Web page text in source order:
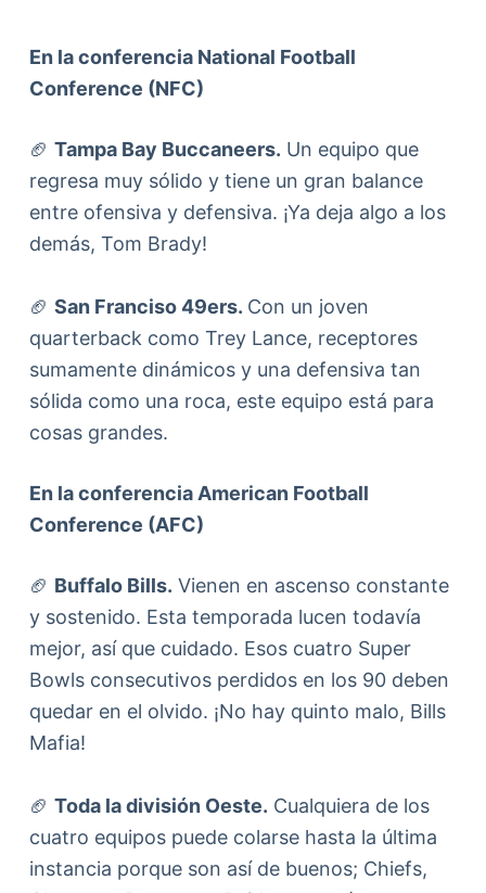
En la conferencia National Football
Conference (NFC)
🏈 Tampa Bay Buccaneers. Un equipo que
regresa muy sólido y tiene un gran balance
entre ofensiva y defensiva. ¡Ya deja algo a los
demás, Tom Brady!
🏈 San Franciso 49ers. Con un joven
quarterback como Trey Lance, receptores
sumamente dinámicos y una defensiva tan
sólida como una roca, este equipo está para
cosas grandes.
En la conferencia American Football
Conference (AFC)
🏈 Buffalo Bills. Vienen en ascenso constante
y sostenido. Esta temporada lucen todavía
mejor, así que cuidado. Esos cuatro Super
Bowls consecutivos perdidos en los 90 deben
quedar en el olvido. ¡No hay quinto malo, Bills
Mafia!
🏈 Toda la división Oeste. Cualquiera de los
cuatro equipos puede colarse hasta la última
instancia porque son así de buenos; Chiefs,